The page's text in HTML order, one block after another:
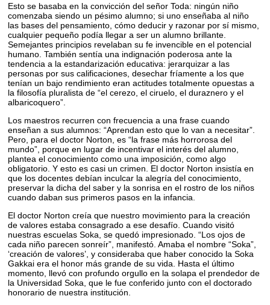
Esto se basaba en la convicción del señor Toda: ningún niño
comenzaba siendo un pésimo alumno; si uno enseñaba al niño
las bases del pensamiento, cómo deducir y razonar por sí mismo,
cualquier pequeño podía llegar a ser un alumno brillante.
Semejantes principios revelaban su fe invencible en el potencial
humano. También sentía una indignación poderosa ante la
tendencia a la estandarización educativa: jerarquizar a las
personas por sus calificaciones, desechar fríamente a los que
tenían un bajo rendimiento eran actitudes totalmente opuestas a
la filosofía pluralista de “el cerezo, el ciruelo, el duraznero y el
albaricoquero”.
Los maestros recurren con frecuencia a una frase cuando
enseñan a sus alumnos: “Aprendan esto que lo van a necesitar”.
Pero, para el doctor Norton, es “la frase más horrorosa del
mundo”, porque en lugar de incentivar el interés del alumno,
plantea el conocimiento como una imposición, como algo
obligatorio. Y esto es casi un crimen. El doctor Norton insistía en
que los docentes debían inculcar la alegría del conocimiento,
preservar la dicha del saber y la sonrisa en el rostro de los niños
cuando daban sus primeros pasos en la infancia.
El doctor Norton creía que nuestro movimiento para la creación
de valores estaba consagrado a ese desafío. Cuando visitó
nuestras escuelas Soka, se quedó impresionado. “Los ojos de
cada niño parecen sonreír”, manifestó. Amaba el nombre “Soka”,
‘creación de valores’, y consideraba que haber conocido la Soka
Gakkai era el honor más grande de su vida. Hasta el último
momento, llevó con profundo orgullo en la solapa el prendedor de
la Universidad Soka, que le fue conferido junto con el doctorado
honorario de nuestra institución.